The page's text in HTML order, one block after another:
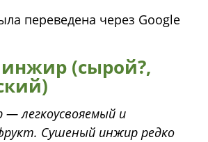
переведена через Google
(сырой?,
легкоусвояемый и
Сушеный инжир редко